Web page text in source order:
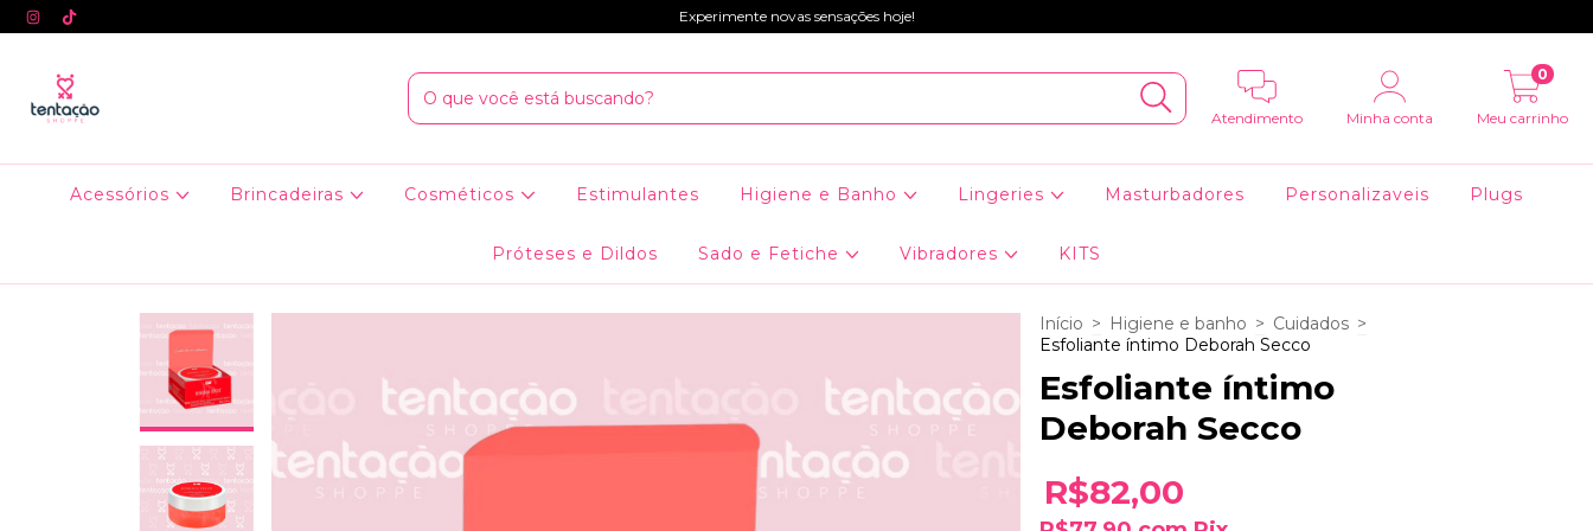
Experimente novas sensações hoje!
Atendimento Minha conta Meu carrinho
0
Acessórios Brincadeiras Cosméticos Estimulantes Higiene e Banho Lingeries Masturbadores Personalizaveis Plugs
Próteses e Dildos Sado e Fetiche Vibradores KITS
Início > Higiene e banho > Cuidados >
Esfoliante íntimo Deborah Secco
Esfoliante íntimo
Deborah Secco
R$82,00